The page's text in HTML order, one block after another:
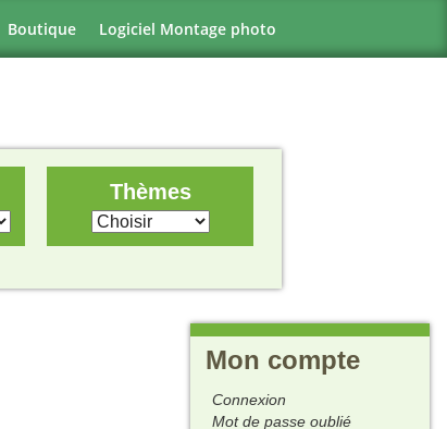
Boutique Logiciel Montage photo
Thèmes
Mon compte
Connexion
Mot de passe oublié